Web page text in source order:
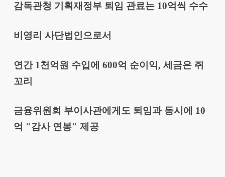
감독관청 기획재정부 퇴임 관료는 10억씩 수수
비영리 사단법인으로서
연간 1천억원 수입에 600억 순이익, 세금은 쥐
꼬리
금융위원회 부이사관에게도 퇴임과 동시에 10
억 "감사 연봉" 제공